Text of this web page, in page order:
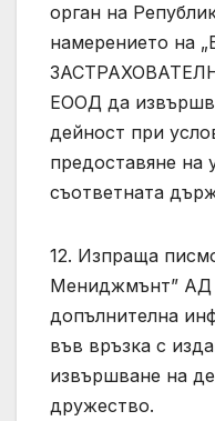
орган на
намерението на
ЕООД да
дейност при
предоставяне на
съответната
12. Изпраща
Мениджмънт” АД
допълнителна
във връзка с
извършване на
дружество.